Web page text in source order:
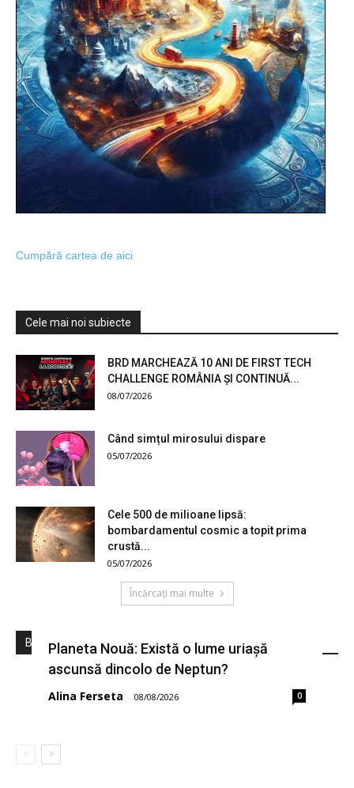
Cumpără cartea de aici
Cele mai noi subiecte
BRD MARCHEAZĂ 10 ANI DE FIRST TECH
CHALLENGE ROMÂNIA ȘI CONTINUĂ...
08/07/2026
Când simțul mirosului dispare
05/07/2026
Cele 500 de milioane lipsă:
bombardamentul cosmic a topit prima
crustă...
05/07/2026
Încărcați mai multe
Bloguri S&T
Planeta Nouă: Există o lume uriașă
ascunsă dincolo de Neptun?
Alina Ferseta - 08/08/2026 0